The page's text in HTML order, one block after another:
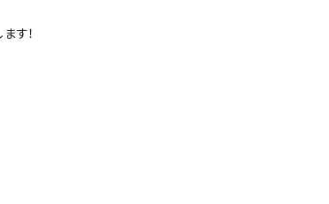
す！